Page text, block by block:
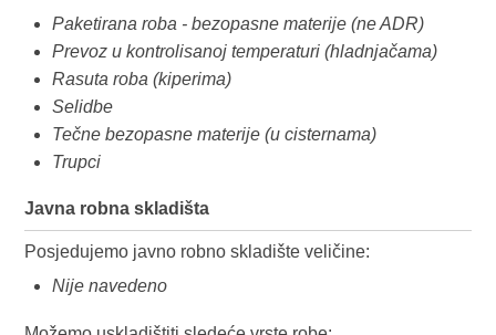
Paketirana roba - bezopasne materije (ne ADR)
Prevoz u kontrolisanoj temperaturi (hladnjačama)
Rasuta roba (kiperima)
Selidbe
Tečne bezopasne materije (u cisternama)
Trupci
Javna robna skladišta
Posjedujemo javno robno skladište veličine:
Nije navedeno